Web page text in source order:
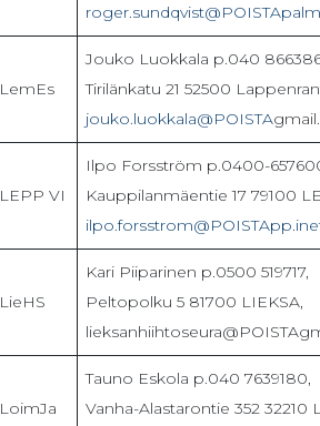
LemEs
Jouko Luokkala p.040
Tirilänkatu 21 52500
jouko.luokkala@POISTA
LEPP VI
Ilpo Forsström p.0400-
Kauppilanmäentie 17 79100
LieHS
Kari Piiparinen p.0500 519717,
Peltopolku 5 81700 LIEKSA,
LoimJa
Tauno Eskola p.040 7639180,
Vanha-Alastarontie 352 32210